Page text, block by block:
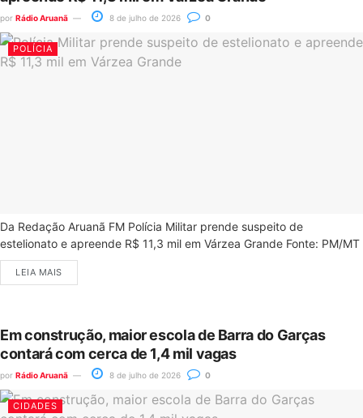
por Rádio Aruanã 8 de julho de 2026 0
POLÍCIA
Da Redação Aruanã FM Polícia Militar prende suspeito de
estelionato e apreende R$ 11,3 mil em Várzea Grande Fonte: PM/MT
LEIA MAIS
Em construção, maior escola de Barra do Garças
contará com cerca de 1,4 mil vagas
por Rádio Aruanã 8 de julho de 2026 0
CIDADES